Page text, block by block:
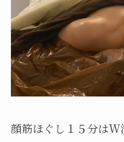
顔筋ほぐし１５分は